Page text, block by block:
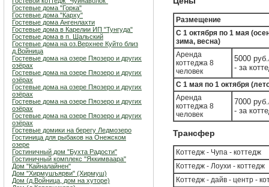
Гостевые дома "Горка"
Гостевые дома "Карху"
Гостевые дома Ангенлахти
Гостевые дома в Карелии ИП "Тунгуда"
Гостевые дома в п. Шальский
Гостевые дома на оз.Верхнее Куйто близ
д.Войница
Гостевые дома на озере Пяозеро и других
озёрах
Гостевые дома на озере Пяозеро и других
озёрах
Гостевые дома на озере Пяозеро и других
озёрах
Гостевые дома на озере Пяозеро и других
озёрах
Гостевые дома на озере Пяозеро и других
озёрах
Гостевые домики на берегу Ледмозеро
Гостиница для рыбаков на Онежском
озере
Гостиничный дом "Бухта Радости"
Гостиничный комплекс "Яккимваара"
Дом "Кайналайнен"
Дом "Хирмушъярви" (Хирмуш)
Дом (д.Войница, дом на хуторе)
Размещение
С 1 октября по 1 мая
зима, весна)
Аренда
коттеджа 8
человек
5000
- за
С 1 мая по 1 октября
Аренда
коттеджа 8
человек
7000
- за
Трансфер
Коттедж - Чупа - коттедж
Коттедж - Лоухи - коттедж
Коттедж - дайв - центр -